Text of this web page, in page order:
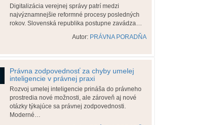
Digitalizácia verejnej správy patrí medzi
najvýznamnejšie reformné procesy posledných
rokov. Slovenská republika postupne zavádza…
Autor: PRÁVNA PORADŇA
Právna zodpovednosť za chyby umelej
inteligencie v právnej praxi
Rozvoj umelej inteligencie prináša do právneho
prostredia nové možnosti, ale zároveň aj nové
otázky týkajúce sa právnej zodpovednosti.
Moderné…